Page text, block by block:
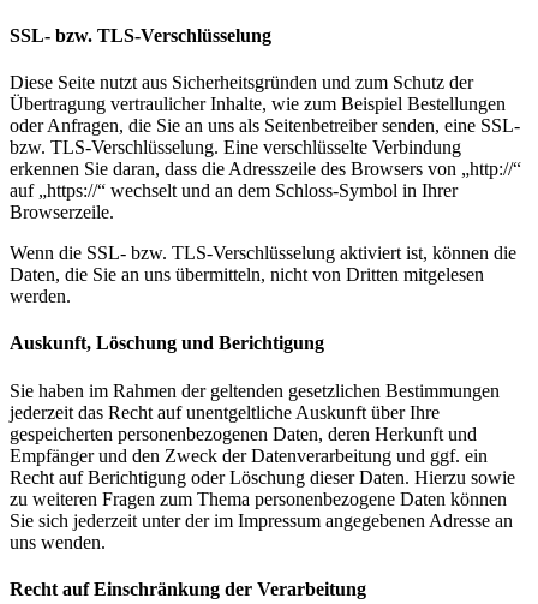
SSL- bzw. TLS-Verschlüsselung
Diese Seite nutzt aus Sicherheitsgründen und zum Schutz der
Übertragung vertraulicher Inhalte, wie zum Beispiel Bestellungen
oder Anfragen, die Sie an uns als Seitenbetreiber senden, eine SSL-
bzw. TLS-Verschlüsselung. Eine verschlüsselte Verbindung
erkennen Sie daran, dass die Adresszeile des Browsers von „http://“
auf „https://“ wechselt und an dem Schloss-Symbol in Ihrer
Browserzeile.
Wenn die SSL- bzw. TLS-Verschlüsselung aktiviert ist, können die
Daten, die Sie an uns übermitteln, nicht von Dritten mitgelesen
werden.
Auskunft, Löschung und Berichtigung
Sie haben im Rahmen der geltenden gesetzlichen Bestimmungen
jederzeit das Recht auf unentgeltliche Auskunft über Ihre
gespeicherten personenbezogenen Daten, deren Herkunft und
Empfänger und den Zweck der Datenverarbeitung und ggf. ein
Recht auf Berichtigung oder Löschung dieser Daten. Hierzu sowie
zu weiteren Fragen zum Thema personenbezogene Daten können
Sie sich jederzeit unter der im Impressum angegebenen Adresse an
uns wenden.
Recht auf Einschränkung der Verarbeitung